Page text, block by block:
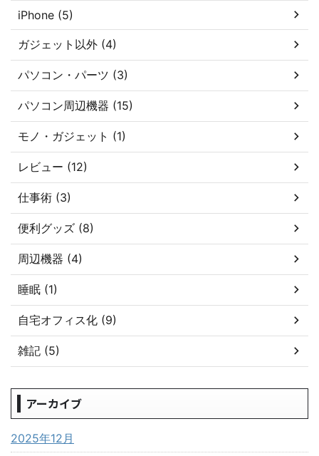
iPhone (5)
ガジェット以外 (4)
パソコン・パーツ (3)
パソコン周辺機器 (15)
モノ・ガジェット (1)
レビュー (12)
仕事術 (3)
便利グッズ (8)
周辺機器 (4)
睡眠 (1)
自宅オフィス化 (9)
雑記 (5)
アーカイブ
2025年12月